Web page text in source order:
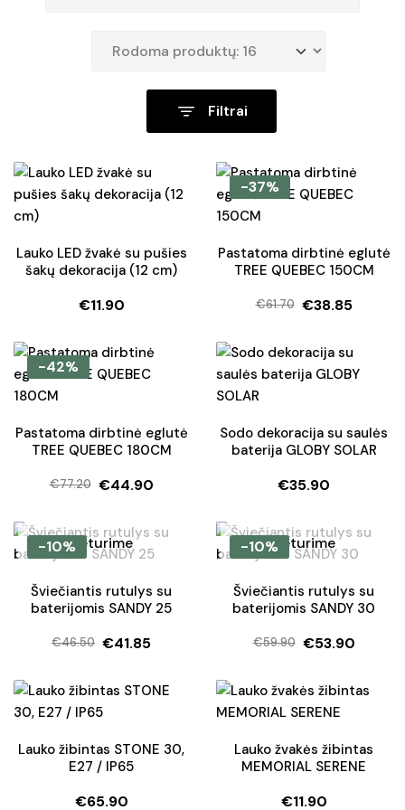
Filtrai
Lauko LED žvakė su pušies
šakų dekoracija (12 cm)
€11.90
-37%
Pastatoma dirbtinė eglutė
TREE QUEBEC 150CM
€61.70
Original
was:
€61.70.
€38.85
Current
is:
€38.85.
-42%
Pastatoma dirbtinė eglutė
TREE QUEBEC 180CM
€77.20
Original
was:
€77.20.
€44.90
Current
is:
€44.90.
Sodo dekoracija su saulės
baterija GLOBY SOLAR
€35.90
-10%Neturime
Šviečiantis rutulys su
baterijomis SANDY 25
€46.50
Original
was:
€46.50.
€41.85
Current
is:
€41.85.
-10%Neturime
Šviečiantis rutulys su
baterijomis SANDY 30
€59.90
Original
was:
€59.90.
€53.90
Current
is:
€53.90.
Lauko žibintas STONE 30,
E27 / IP65
€65.90
Lauko žvakės žibintas
MEMORIAL SERENE
€11.90